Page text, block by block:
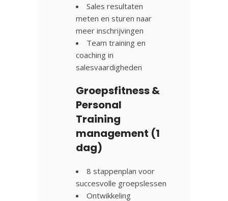
Sales resultaten
meten en sturen naar
meer inschrijvingen
Team training en
coaching in
salesvaardigheden
Groepsfitness &
Personal
Training
management (1
dag)
8 stappenplan voor
succesvolle groepslessen
Ontwikkeling